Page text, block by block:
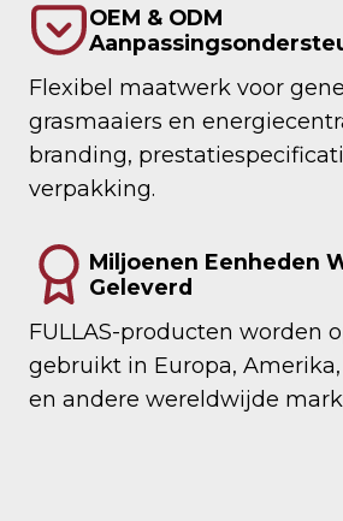
OEM & ODM
Flexibel maatwerk voor
grasmaaiers en
branding,
verpakking.
Miljoenen Eenheden
Geleverd
FULLAS-producten worden
gebruikt in Europa,
en andere wereldwijde